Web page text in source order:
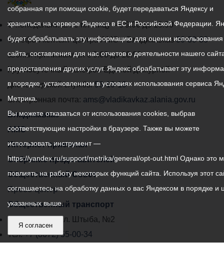
График
работы
администрации
местного
самоуправления
города
Владикавказ:
С понедельника по пятницу – с 9.00 до 18.00
Телефон контакт-центра АМС г. Владикавказ30-30-30
звонки принимаются с 9:00 до 18:00
Круглосуточный телефон Единой дежурной
диспетчерской службы53-19-19
Электронная почта: ams@vladikavkaz.alania.gov.ru
Владикавказ
АМС
Интернет приемная
Собрание представителей
Общественный Совет
Пресс-центр
Общественный транспорт
Владикавказ, пл. Штыба, №2
Тел:+7 (8672) 55-00-34
собранная при помощи cookie, будет передаваться Яндексу и
храниться на сервере Яндекса в ЕС и Российской Федерации.
будет обрабатывать эту информацию для оценки
сайта, составления для нас отчетов о деятельности нашего
предоставления других услуг. Яндекс обрабатывает эту
в порядке, установленном в условиях использования сервиса
Метрика.
Вы можете отказаться от использования cookies, выбрав
соответствующие настройки в браузере. Также вы можете
использовать инструмент —
https://yandex.ru/support/metrika/general/opt-out.html Однако это
повлиять на работу некоторых функций сайта. Используя этот
соглашаетесь на обработку данных о вас Яндексом в порядке и
указанных выше.
Я согласен